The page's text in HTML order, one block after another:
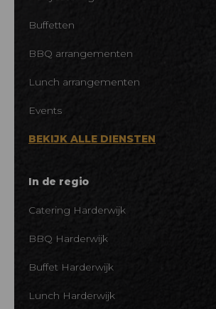
Buffetten
BBQ arrangementen
Lunch arrangementen
Events
BEKIJK ALLE DIENSTEN
In de regio
Catering Harderwijk
BBQ Harderwijk
Buffet Harderwijk
Lunch Harderwijk